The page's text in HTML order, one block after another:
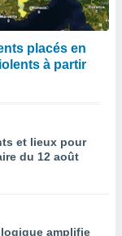
placés en
à partir
et lieux pour
du 12 août
amplifie